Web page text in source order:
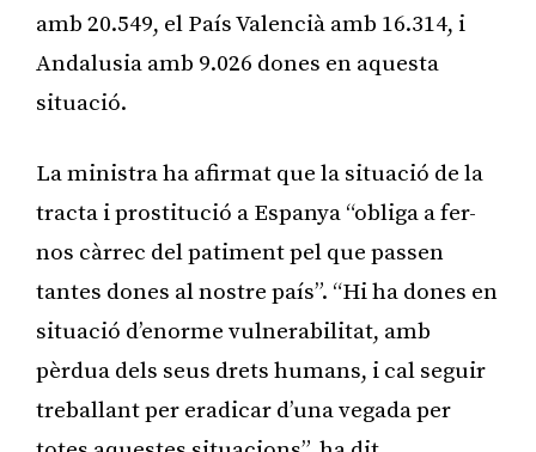
amb 20.549, el País Valencià amb 16.314, i
Andalusia amb 9.026 dones en aquesta
situació.
La ministra ha afirmat que la situació de la
tracta i prostitució a Espanya “obliga a fer-
nos càrrec del patiment pel que passen
tantes dones al nostre país”. “Hi ha dones en
situació d’enorme vulnerabilitat, amb
pèrdua dels seus drets humans, i cal seguir
treballant per eradicar d’una vegada per